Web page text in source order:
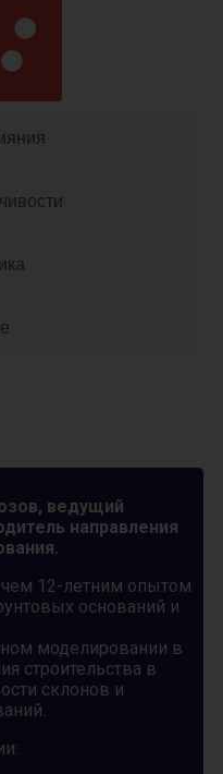
ведущий
направления
12-летним опытом
оснований и
моделировании в
строительства в
склонов и